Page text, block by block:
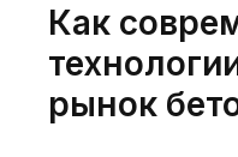
Как
рынок